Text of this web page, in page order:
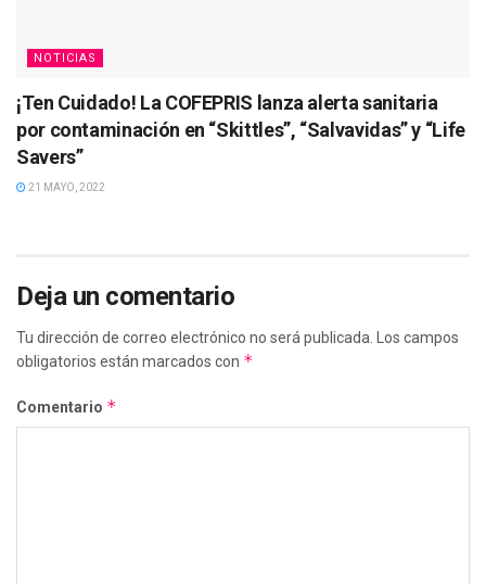
NOTICIAS
¡Ten Cuidado! La COFEPRIS lanza alerta sanitaria
por contaminación en “Skittles”, “Salvavidas” y “Life
Savers”
21 MAYO, 2022
Deja un comentario
Tu dirección de correo electrónico no será publicada.
Los campos
obligatorios están marcados con *
Comentario *